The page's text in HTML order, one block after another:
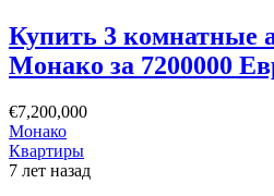
Купить 3 комнатные
Монако за 7200000
€7,200,000
Монако
Квартиры
7 лет назад